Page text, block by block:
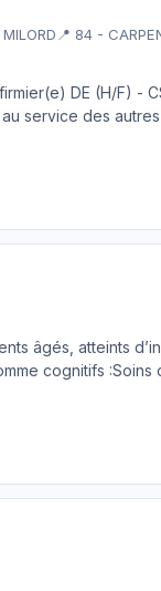
📍 84 -
DE (H/F) -
service des
âgés, atteints
cognitifs :Soins